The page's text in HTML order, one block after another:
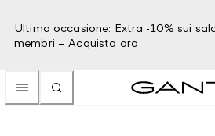
Ultima occasione: Extra -10% sui
membri – Acquista ora